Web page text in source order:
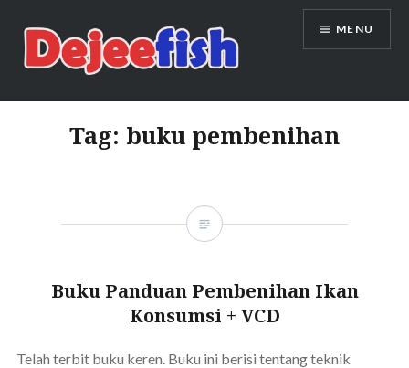
content
DEJEEFISH | PRODUSEN BENIH
IKAN BERKUALITAS INDONESIA
MENU
Tag: buku pembenihan
Buku Panduan Pembenihan Ikan
Konsumsi + VCD
Telah terbit buku keren. Buku ini berisi tentang teknik